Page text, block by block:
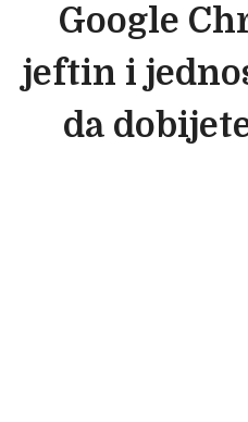
Google
jeftin i
da